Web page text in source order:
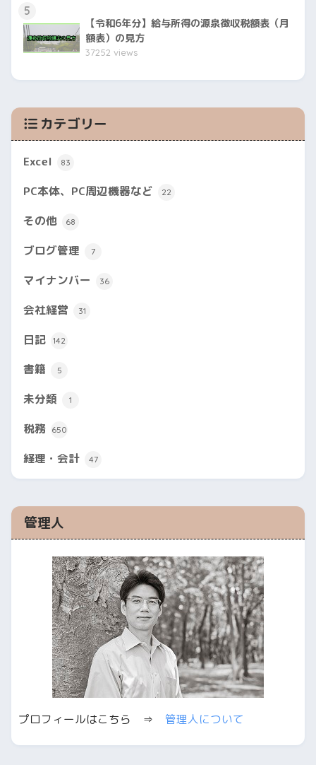
5
【令和6年分】給与所得の源泉徴収税額表（月
額表）の見方
37252 views
カテゴリー
Excel 83
PC本体、PC周辺機器など 22
その他 68
ブログ管理 7
マイナンバー 36
会社経営 31
日記 142
書籍 5
未分類 1
税務 650
経理・会計 47
管理人
プロフィールはこちら ⇒ 管理人について